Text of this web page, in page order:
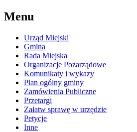
Menu
Urząd Miejski
Gmina
Rada Miejska
Organizacje Pozarządowe
Komunikaty i wykazy
Plan ogólny gminy
Zamówienia Publiczne
Przetargi
Załatw sprawę w urzędzie
Petycje
Inne